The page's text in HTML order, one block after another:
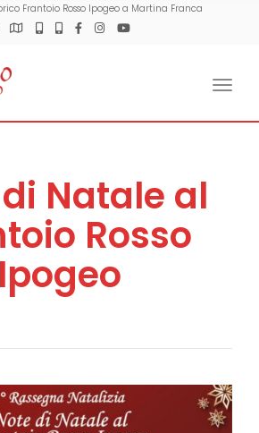
Frantoio Rosso Ipogeo a Martina Franca
Natale al
Rosso
Ipogeo